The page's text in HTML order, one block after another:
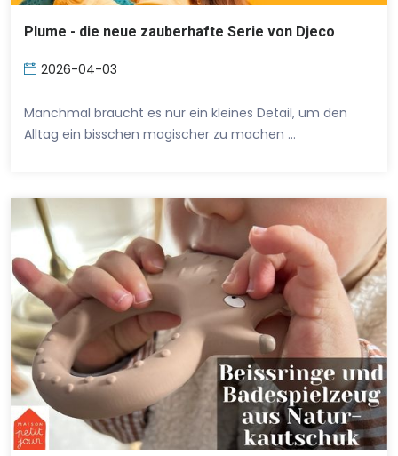
Plume - die neue zauberhafte Serie von Djeco
2026-04-03
Manchmal braucht es nur ein kleines Detail, um den
Alltag ein bisschen magischer zu machen …